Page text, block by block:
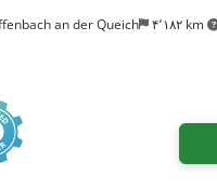
an der Queich ۴٬۱۸۲ km